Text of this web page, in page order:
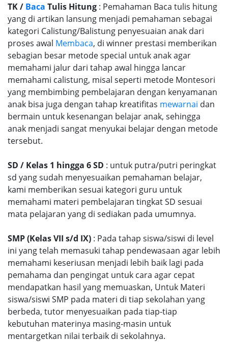
TK / Baca Tulis Hitung : Pemahaman Baca tulis hitung
yang di artikan lansung menjadi pemahaman sebagai
kategori Calistung/Balistung penyesuaian anak dari
proses awal Membaca, di winner prestasi memberikan
sebagian besar metode special untuk anak agar
memahami jalur dari tahap awal hingga lancar
memahami calistung, misal seperti metode Montesori
yang membimbing pembelajaran dengan kenyamanan
anak bisa juga dengan tahap kreatifitas mewarnai dan
bermain untuk kesenangan belajar anak, sehingga
anak menjadi sangat menyukai belajar dengan metode
tersebut.
SD / Kelas 1 hingga 6 SD : untuk putra/putri peringkat
sd yang sudah menyesuaikan pemahaman belajar,
kami memberikan sesuai kategori guru untuk
memahami materi pembelajaran tingkat SD sesuai
mata pelajaran yang di sediakan pada umumnya.
SMP (Kelas VII s/d IX) : Pada tahap siswa/siswi di level
ini yang telah memasuki tahap pendewasaan agar lebih
memahami keseriusan menjadi lebih baik lagi pada
pemahama dan pengingat untuk cara agar cepat
mendapatkan hasil yang memuaskan, Untuk Materi
siswa/siswi SMP pada materi di tiap sekolahan yang
berbeda, tutor menyesuaikan pada tiap-tiap
kebutuhan materinya masing-masin untuk
mentargetkan nilai terbaik di sekolahnya.